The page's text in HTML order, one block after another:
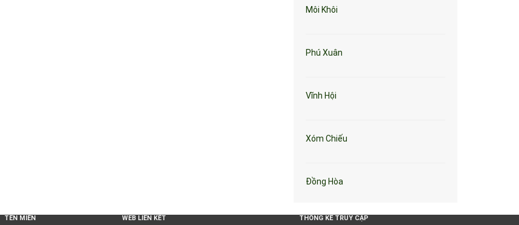
Môi Khôi
Phú Xuân
Vĩnh Hội
Xóm Chiếu
Đồng Hòa
TÊN MIỀN WEB LIÊN KẾT THỐNG KÊ TRUY CẬP